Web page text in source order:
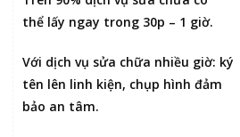
thể lấy ngay trong 30p – 1 giờ.
Với dịch vụ sửa chữa nhiều giờ: ký
tên lên linh kiện, chụp hình đảm
bảo an tâm.